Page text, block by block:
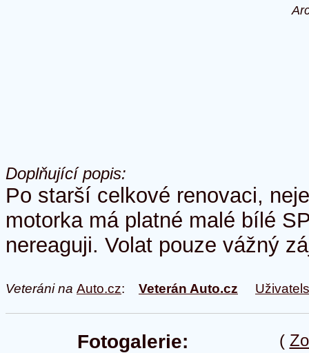
Doplňující popis:
Po starší celkové renovaci,
motorka má platné malé bílé
nereaguji. Volat pouze vážný
Veteráni na Auto.cz: Veterán Auto.cz
(
Fotogalerie: